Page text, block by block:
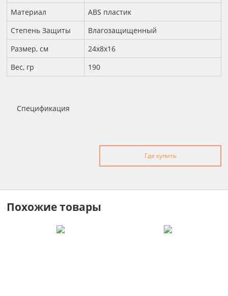
Материал
ABS пластик
Степень Защиты
Влагозащищенный
Размер, см
24x8x16
Вес, гр
190
Спецификация
Где купить
Похожие товары